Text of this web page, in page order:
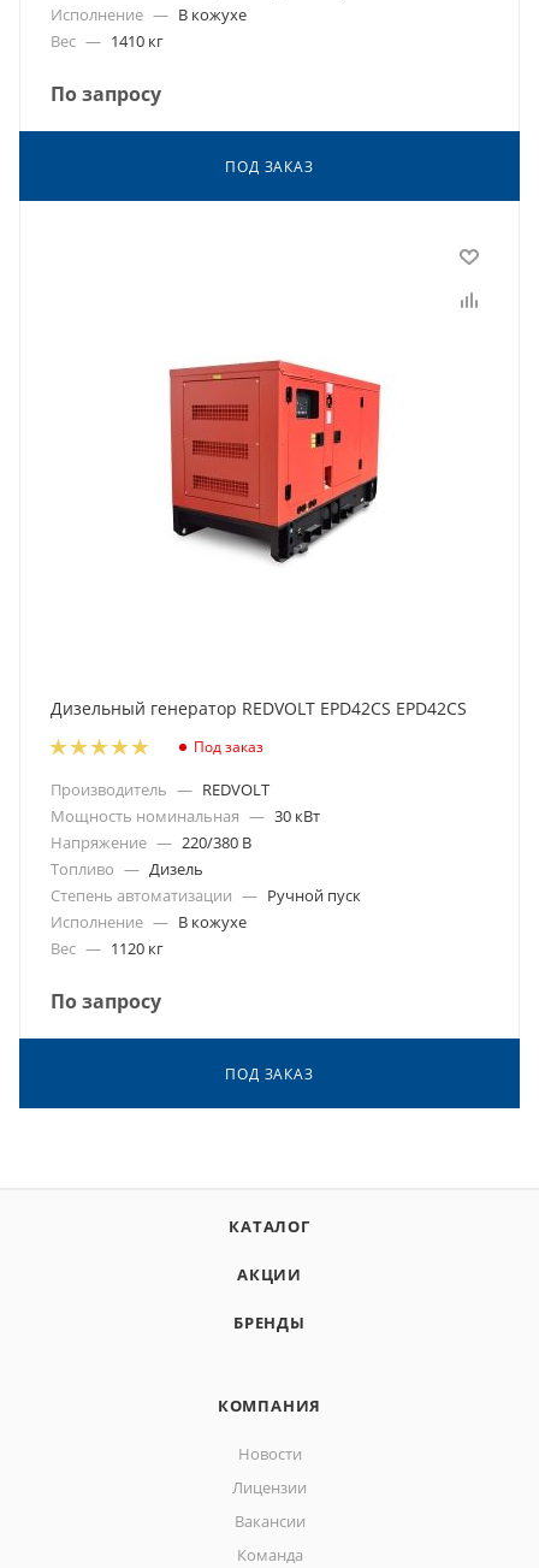
Исполнение — В кожухе
Вес — 1410 кг
По запросу
ПОД ЗАКАЗ
Дизельный генератор REDVOLT EPD42CS EPD42CS
Под заказ
Производитель — REDVOLT
Мощность номинальная — 30 кВт
Напряжение — 220/380 В
Топливо — Дизель
Степень автоматизации — Ручной пуск
Исполнение — В кожухе
Вес — 1120 кг
По запросу
ПОД ЗАКАЗ
КАТАЛОГ
АКЦИИ
БРЕНДЫ
КОМПАНИЯ
Новости
Лицензии
Вакансии
Команда